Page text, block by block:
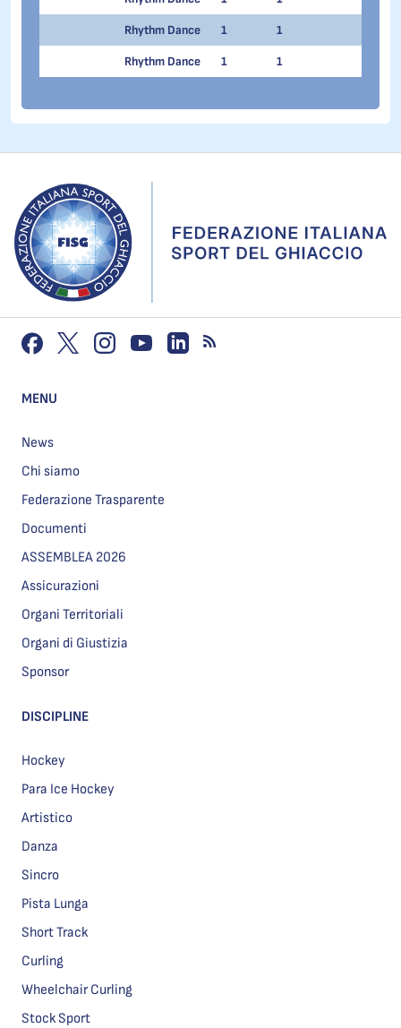
Rhythm Dance 1 1
Rhythm Dance 1 1
MENU
News
Chi siamo
Federazione Trasparente
Documenti
ASSEMBLEA 2026
Assicurazioni
Organi Territoriali
Organi di Giustizia
Sponsor
DISCIPLINE
Hockey
Para Ice Hockey
Artistico
Danza
Sincro
Pista Lunga
Short Track
Curling
Wheelchair Curling
Stock Sport